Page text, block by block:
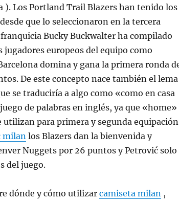
). Los Portland Trail Blazers han tenido los
que lo seleccionaron en la tercera
Bucky Buckwalter ha compilado
jugadores europeos del equipo como
domina y gana la primera ronda
De este concepto nace también el lema
se traduciría a algo como «como en casa
de palabras en inglés, ya que «home»
para primera y segunda
milanlos Blazers dan la bienvenida y
Nuggets por 26 puntos y Petrović solo
del juego.
dónde y cómo utilizar camiseta milan,